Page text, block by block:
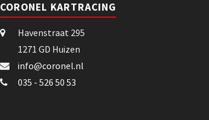
CORONEL KARTRACING
Havenstraat 295
1271 GD Huizen
info@coronel.nl
035 - 526 50 53